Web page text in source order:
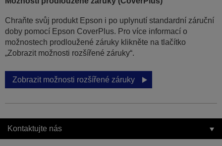
Chraňte svůj produkt Epson i po uplynutí standardní záruční
doby pomocí Epson CoverPlus. Pro více informací o
možnostech prodloužené záruky klikněte na tlačítko
„Zobrazit možnosti rozšířené záruky“.
Zobrazit možnosti rozšířené záruky
Kontaktujte nás